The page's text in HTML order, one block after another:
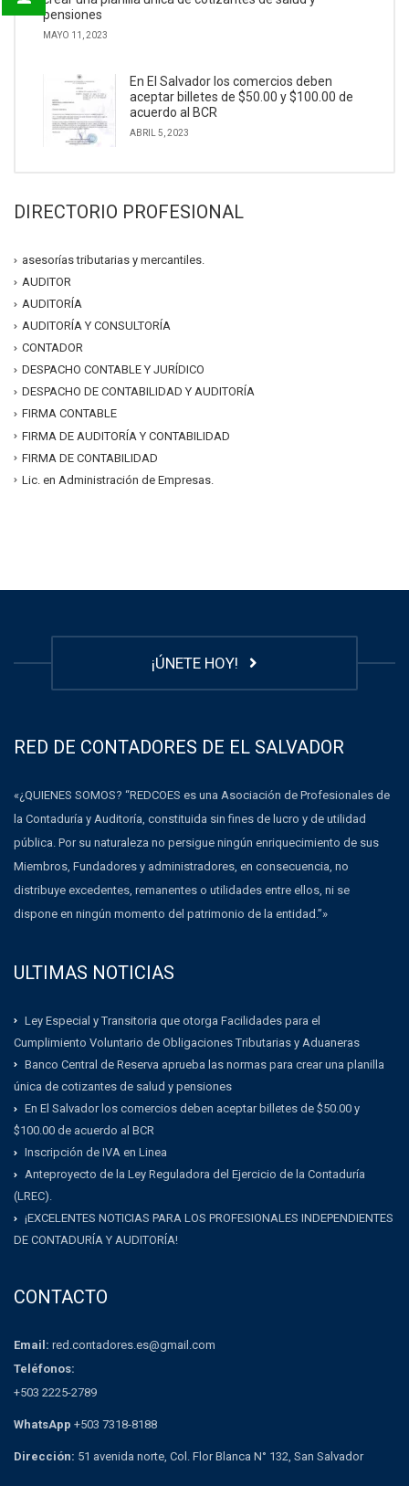
pensiones
MAYO 11, 2023
En El Salvador los comercios deben
aceptar billetes de $50.00 y $100.00 de
acuerdo al BCR
ABRIL 5, 2023
DIRECTORIO PROFESIONAL
asesorías tributarias y mercantiles.
AUDITOR
AUDITORÍA
AUDITORÍA Y CONSULTORÍA
CONTADOR
DESPACHO CONTABLE Y JURÍDICO
DESPACHO DE CONTABILIDAD Y AUDITORÍA
FIRMA CONTABLE
FIRMA DE AUDITORÍA Y CONTABILIDAD
FIRMA DE CONTABILIDAD
Lic. en Administración de Empresas.
¡ÚNETE HOY!
RED DE CONTADORES DE EL SALVADOR
«¿QUIENES SOMOS? “REDCOES es una Asociación de Profesionales de
la Contaduría y Auditoría, constituida sin fines de lucro y de utilidad
pública. Por su naturaleza no persigue ningún enriquecimiento de sus
Miembros, Fundadores y administradores, en consecuencia, no
distribuye excedentes, remanentes o utilidades entre ellos, ni se
dispone en ningún momento del patrimonio de la entidad.”»
ULTIMAS NOTICIAS
Ley Especial y Transitoria que otorga Facilidades para el
Cumplimiento Voluntario de Obligaciones Tributarias y Aduaneras
Banco Central de Reserva aprueba las normas para crear una planilla
única de cotizantes de salud y pensiones
En El Salvador los comercios deben aceptar billetes de $50.00 y
$100.00 de acuerdo al BCR
Inscripción de IVA en Linea
Anteproyecto de la Ley Reguladora del Ejercicio de la Contaduría
(LREC).
¡EXCELENTES NOTICIAS PARA LOS PROFESIONALES INDEPENDIENTES
DE CONTADURÍA Y AUDITORÍA!
CONTACTO
Email: red.contadores.es@gmail.com
Teléfonos:
+503 2225-2789
WhatsApp +503 7318-8188
Dirección: 51 avenida norte, Col. Flor Blanca N° 132, San Salvador